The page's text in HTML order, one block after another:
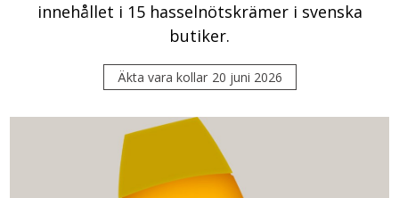
innehållet i 15 hasselnötskrämer i svenska
butiker.
Äkta vara kollar 20 juni 2026